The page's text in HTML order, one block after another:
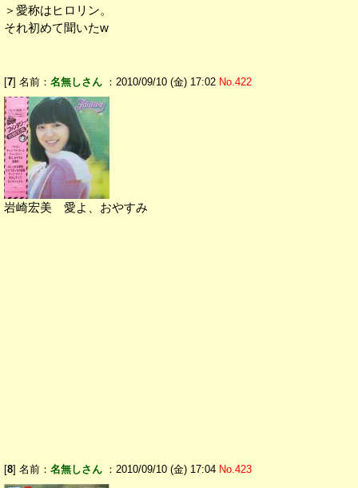
＞愛称はヒロリン。
それ初めて聞いたw
[7] 名前： 名無しさん ：2010/09/10 (金) 17:02 No.422
岩崎宏美 愛よ、おやすみ
[8] 名前： 名無しさん ：2010/09/10 (金) 17:04 No.423